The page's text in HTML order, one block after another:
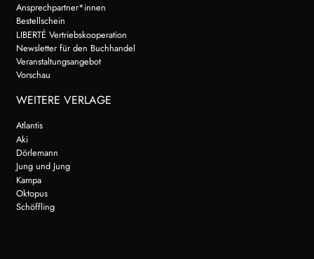
Ansprechpartner*innen
Bestellschein
LIBERTÉ Vertriebskooperation
Newsletter für den Buchhandel
Veranstaltungsangebot
Vorschau
WEITERE VERLAGE
Atlantis
Aki
Dörlemann
Jung und Jung
Kampa
Oktopus
Schöffling